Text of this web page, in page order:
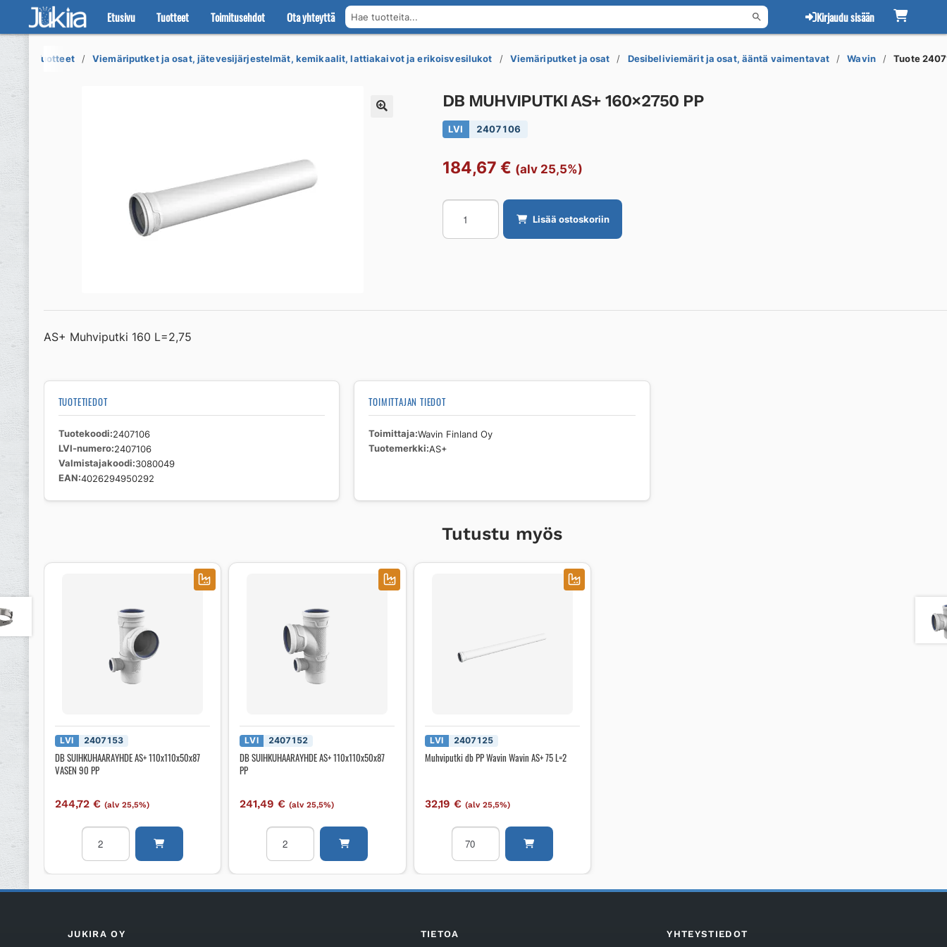
Etusivu Tuotteet Toimitusehdot Ota yhteyttä Hae tuotteita... Kirjaudu sisään
Siirry
navigointiin
Siirry
sisältöön
Tuotteet Viemäriputket ja osat, jätevesijärjestelmät, kemikaalit, lattiakaivot ja erikoisvesilukot Viemäriputket ja osat Desibeliviemärit ja osat, ääntä vaimentavat Wavin Tuote
DB MUHVIPUTKI AS+ 160×2750 PP
LVI 2407106
184,67 € (alv 25,5%)
DB
MUHVIPUTKI
AS+
Lisää ostoskoriin
AS+ Muhviputki 160 L=2,75
TUOTETIEDOT
Tuotekoodi 2407106
LVI-numero 2407106
Valmistajakoodi 3080049
EAN 4026294950292
TOIMITTAJAN TIEDOT
Toimittaja Wavin Finland Oy
Tuotemerkki AS+
Tutustu myös
LVI 2407153
DB SUIHKUHAARAYHDE AS+ 110x110x50x87
VASEN 90 PP
244,72€ (alv 25,5%)
DB
SUIHKUHAARAYHDE
AS+
VASEN
LVI 2407152
DB SUIHKUHAARAYHDE AS+ 110x110x50x87
PP
241,49€ (alv 25,5%)
DB
SUIHKUHAARAYHDE
AS+
PP
LVI 2407125
Muhviputki db PP Wavin Wavin AS+ 75 L=2
32,19 € (alv 25,5%)
Muhviputki
PP
Wavin
JUKIRA OY TIETOA YHTEYSTIEDOT